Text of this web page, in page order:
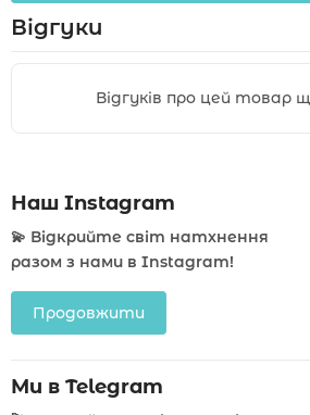
Відгуки
Відгуків про цей товар
Наш Instagram
💫 Відкрийте світ натхнення
разом з нами в Instagram!
Продовжити
Ми в Telegram